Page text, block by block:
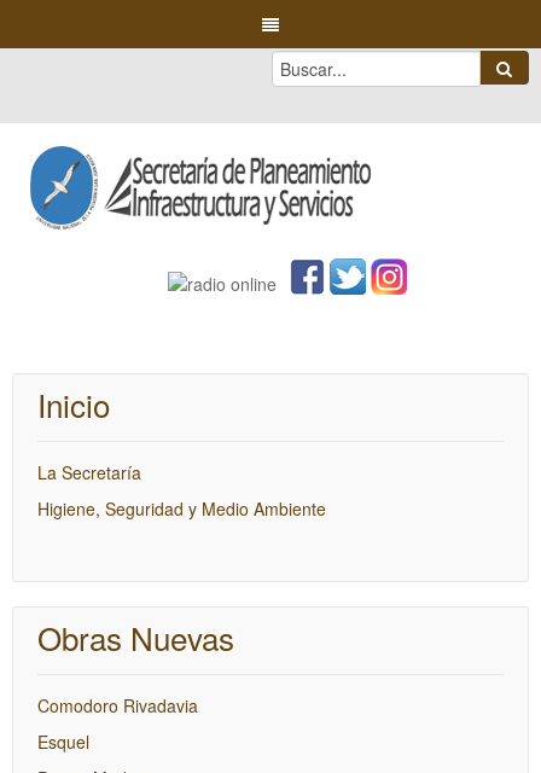
Inicio
La Secretaría
Higiene, Seguridad y Medio Ambiente
Obras Nuevas
Comodoro Rivadavia
Esquel